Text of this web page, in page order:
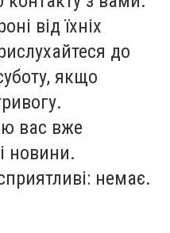
вiд їхнiх
до
якщо
вас вже
новини.
немає.